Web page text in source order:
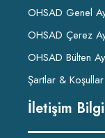
OHSAD Genel
OHSAD Çerez
OHSAD Bülten
Şartlar & Koşullar
İletişim